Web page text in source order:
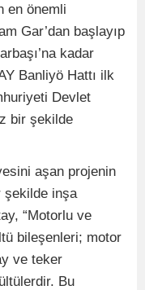
en önemli
Gar’dan başlayıp
kadar
Banliyö Hattı ilk
Devlet
bir şekilde
aşan projenin
şekilde inşa
“Motorlu ve
bileşenleri; motor
ve teker
Bu